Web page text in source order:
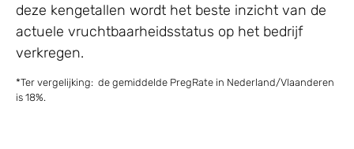
deze kengetallen wordt het beste inzicht van de
actuele vruchtbaarheidsstatus op het bedrijf
verkregen.
*Ter vergelijking: de gemiddelde PregRate in Nederland/Vlaanderen
is 18%.